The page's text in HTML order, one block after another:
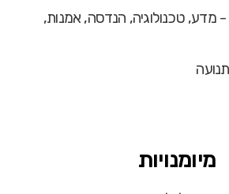
מקצועות STEAM - מדע, טכנולוגיה, הנדסה, אמנות,
מיומנויות